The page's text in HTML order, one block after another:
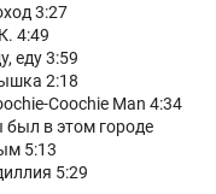
3:27
4:49
еду 3:59
2:18
Coochie Man 4:34
был в этом городе
5:13
5:29